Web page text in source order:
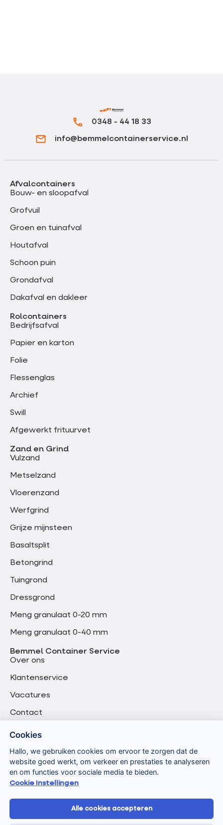
0348 - 44 18 33
info@bemmelcontainerservice.nl
Afvalcontainers
Bouw- en sloopafval
Grofvuil
Groen en tuinafval
Houtafval
Schoon puin
Grondafval
Dakafval en dakleer
Rolcontainers
Bedrijfsafval
Papier en karton
Folie
Flessenglas
Archief
Swill
Afgewerkt frituurvet
Zand en Grind
Vulzand
Metselzand
Vloerenzand
Werfgrind
Grijze mijnsteen
Basaltsplit
Betongrind
Tuingrond
Dressgrond
Meng granulaat 0-20 mm
Meng granulaat 0-40 mm
Bemmel Container Service
Over ons
Klantenservice
Vacatures
Contact
Cookies
Hallo, we gebruiken cookies om ervoor te zorgen dat de
website goed werkt, om verkeer en prestaties te analyseren
en om functies voor sociale media te bieden.
Cookie Instellingen
Alle cookies accepteren